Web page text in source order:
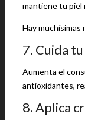
mantiene tu piel
Hay muchísimas
7. Cuida
Aumenta el
antioxidantes,
8. Aplica